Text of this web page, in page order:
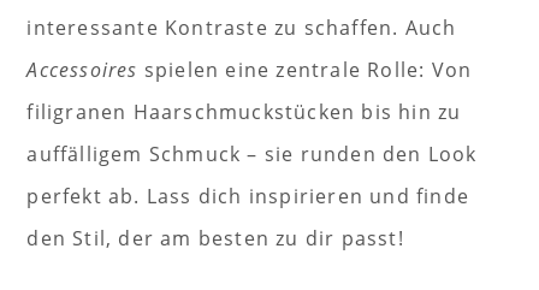
interessante Kontraste zu schaffen. Auch
Accessoires spielen eine zentrale Rolle: Von
filigranen Haarschmuckstücken bis hin zu
auffälligem Schmuck – sie runden den Look
perfekt ab. Lass dich inspirieren und finde
den Stil, der am besten zu dir passt!